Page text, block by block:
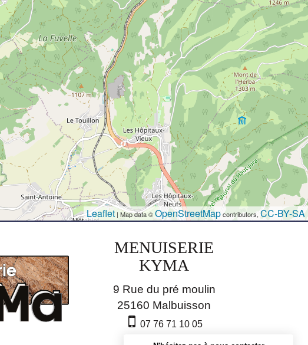
Leaflet | Map data ©OpenStreetMapcontributors,CC-BY-SA
MENUISERIE
KYMA
9 Rue du pré moulin
25160 Malbuisson
07 76 71 10 05